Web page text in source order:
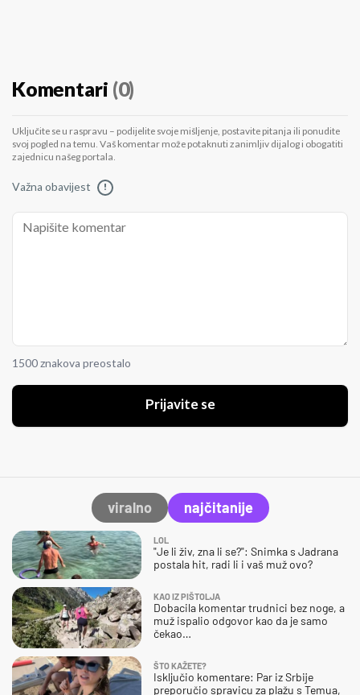
Komentari (0)
Uključite se u raspravu – podijelite svoje mišljenje, postavite pitanja ili ponudite
svoj pogled na temu. Vaš komentar može potaknuti zanimljiv dijalog i obogatiti
zajednicu našeg portala.
Važna obavijest !
1500 znakova preostalo
Prijavite se
viralno najčitanije
LOL
"Je li živ, zna li se?": Snimka s Jadrana
postala hit, radi li i vaš muž ovo?
KAO IZ PIŠTOLJA
Dobacila komentar trudnici bez noge, a
muž ispalio odgovor kao da je samo
čekao…
ŠTO KAŽETE?
Isključio komentare: Par iz Srbije
preporučio spravicu za plažu s Temua,